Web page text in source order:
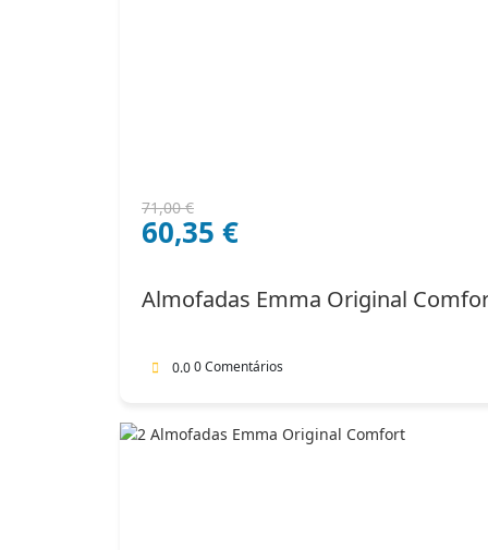
71,00€
O
preço
71,00 €.
60,35 €
O
preço
60,35 €.
Almofadas Emma Original
0.00 Comentários